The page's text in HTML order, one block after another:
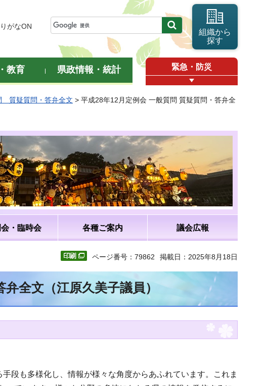
がなON
組織から
探す
教育 県政情報・統計 緊急・防災
質疑質問・答弁全文 > 平成28年12月定例会 一般質問 質疑質問・答弁全
・臨時会 各種ご案内 議会広報
ページ番号：79862 掲載日：2025年8月18日
全文（江原久美子議員）
段も多様化し、情報が様々な角度からあふれています。これま